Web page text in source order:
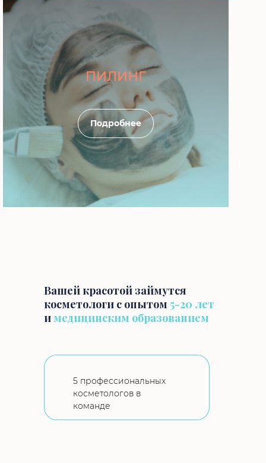
ПИЛИНГ
Подробнее
Вашей красотой займутся
косметологи с опытом 5-20 лет
и медицинским образованием
5 профессиональных
косметологов в
команде